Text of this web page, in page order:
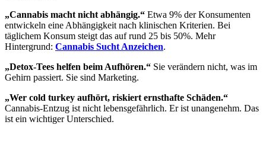
„Cannabis macht nicht abhängig.“ Etwa 9% der Konsumenten
entwickeln eine Abhängigkeit nach klinischen Kriterien. Bei
täglichem Konsum steigt das auf rund 25 bis 50%. Mehr
Hintergrund: Cannabis Sucht Anzeichen.
„Detox-Tees helfen beim Aufhören.“ Sie verändern nicht, was im
Gehirn passiert. Sie sind Marketing.
„Wer cold turkey aufhört, riskiert ernsthafte Schäden.“
Cannabis-Entzug ist nicht lebensgefährlich. Er ist unangenehm. Das
ist ein wichtiger Unterschied.